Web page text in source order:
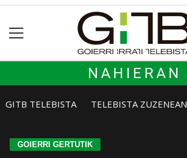
NAHIERAN
GITB TELEBISTA TELEBISTA ZUZENEAN
GOIERRI GERTUTIK